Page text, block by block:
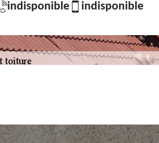
indisponible indisponible